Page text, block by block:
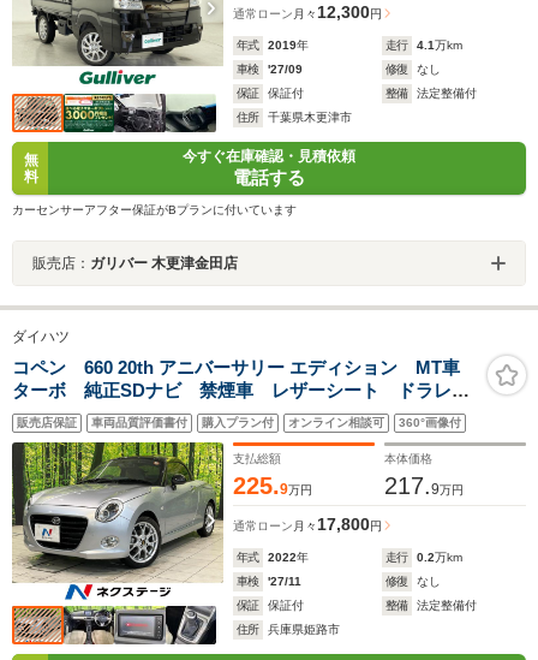
通常ローン 月々 12,300円
年式 2019年 走行 4.1万km
車検
'27/09 修復
なし
保証
保証付 整備
法定整備付
住所
千葉県木更津市
無
料
今すぐ在庫確認・見積依頼
電話する
カーセンサーアフター保証がBプランに付いています
販売店： ガリバー 木更津金田店
ダイハツ
コペン 660 20th アニバーサリー エディション MT車
ターボ 純正SDナビ 禁煙車 レザーシート ドラレ
コ スマートキー LEDヘッド ETC オートライト
オートエアコン Bluetooth CD DVD再生 フルセグ
販売店保証 車両品質評価書付 購入プラン付 オンライン相談可 360°画像付
支払総額
225.9万円
本体価格
217.9万円
通常ローン 月々 17,800円
年式 2022年 走行 0.2万km
車検
'27/11 修復
なし
保証
保証付 整備
法定整備付
住所
兵庫県姫路市